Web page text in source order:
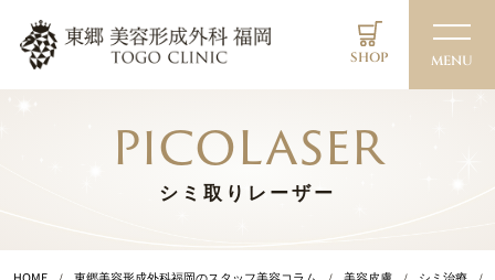
SHOP MENU
picolaser
シミ取りレーザー